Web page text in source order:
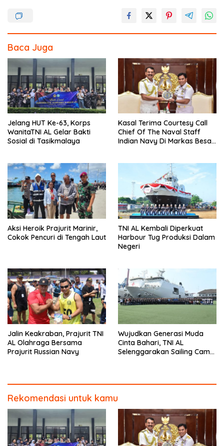
Baca Juga
Jelang HUT Ke-63, Korps
WanitaTNI AL Gelar Bakti
Sosial di Tasikmalaya
Kasal Terima Courtesy Call
Chief Of The Naval Staff
Indian Navy Di Markas Besar
Aksi Heroik Prajurit Marinir,
Cokok Pencuri di Tengah Laut
TNI AL Kembali Diperkuat
Harbour Tug Produksi Dalam
Negeri
Jalin Keakraban, Prajurit TNI
AL Olahraga Bersama
Prajurit Russian Navy
Wujudkan Generasi Muda
Cinta Bahari, TNI AL
Selenggarakan Sailing Camp
Rekomendasi untuk kamu